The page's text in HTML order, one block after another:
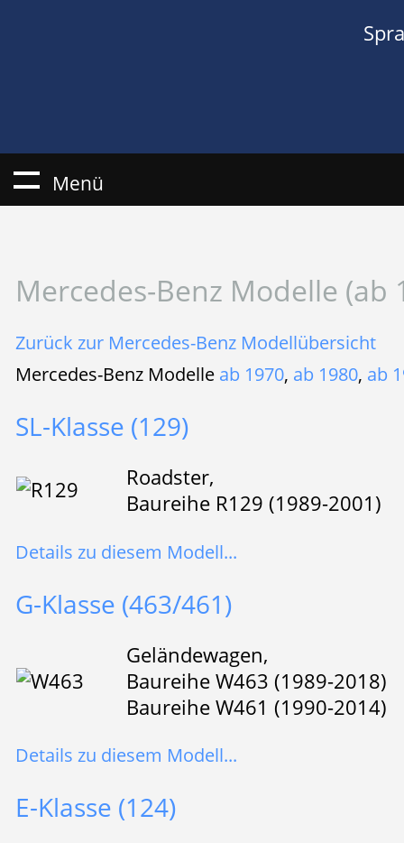
Menü
Mercedes-Benz Modelle (ab
Zurück zur Mercedes-Benz Modellübersicht
Mercedes-Benz Modelle ab 1970, ab 1980, ab
SL-Klasse (129)
Roadster,
Baureihe R129 (1989-2001)
Details zu diesem Modell...
G-Klasse (463/461)
Geländewagen,
Baureihe W463 (1989-2018)
Baureihe W461 (1990-2014)
Details zu diesem Modell...
E-Klasse (124)